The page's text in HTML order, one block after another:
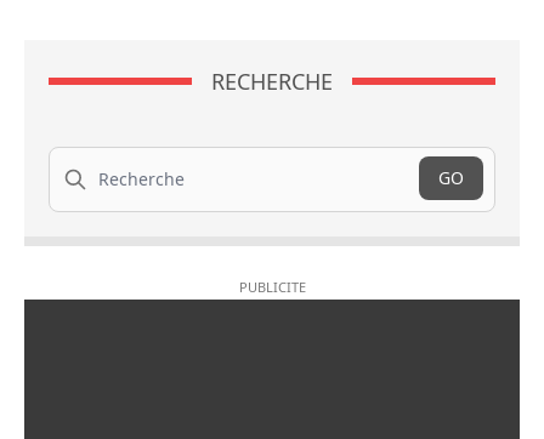
RECHERCHE
Recherche
GO